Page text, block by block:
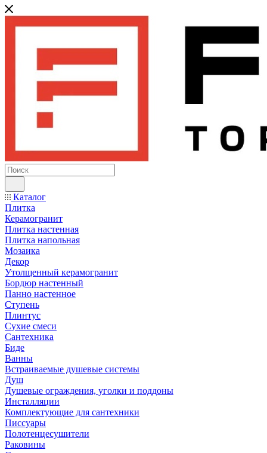
Каталог
Плитка
Керамогранит
Плитка настенная
Плитка напольная
Мозаика
Декор
Утолщенный керамогранит
Бордюр настенный
Панно настенное
Ступень
Плинтус
Сухие смеси
Сантехника
Биде
Ванны
Встраиваемые душевые системы
Душ
Душевые ограждения, уголки и поддоны
Инсталляции
Комплектующие для сантехники
Писсуары
Полотенцесушители
Раковины